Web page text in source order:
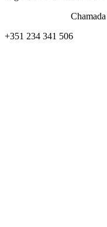
+351 234 341 506